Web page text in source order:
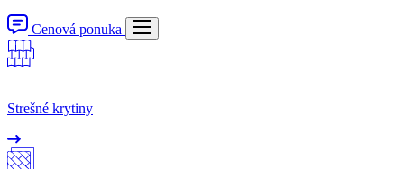
Cenová ponuka
Strešné krytiny